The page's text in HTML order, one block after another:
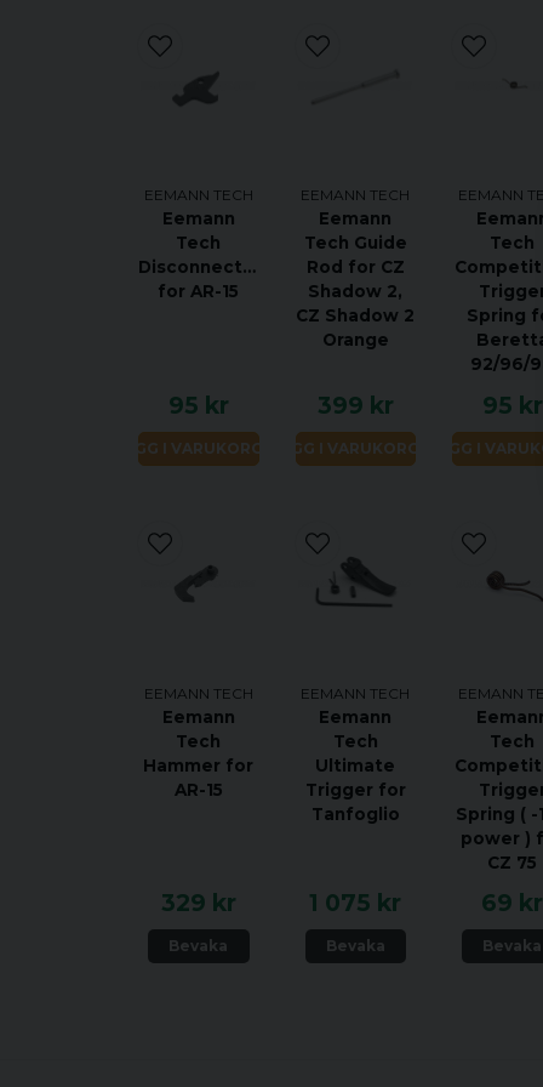
EEMANN TECH
Eemann
Tech
Disconnector
for AR-15
95 kr
LÄGG I VARUKORGEN
EEMANN TECH
Eemann
Tech Guide
Rod for CZ
Shadow 2,
CZ Shadow 2
Orange
399 kr
LÄGG I VARUKORGEN
EEMANN
Tech
Spring
92/96/
95 kr
LÄGG I
EEMANN TECH
Eemann
Tech
Hammer for
AR-15
329 kr
Bevaka
EEMANN TECH
Eemann
Tech
Ultimate
Trigger for
Tanfoglio
1 075 kr
Bevaka
EEMANN
Tech
Spring ( -
power )
CZ 75
69 kr
Bevaka